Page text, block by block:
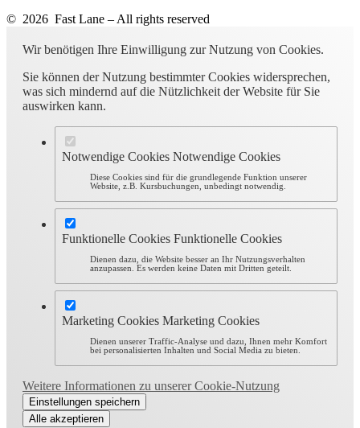
© 2026 Fast Lane – All rights reserved
Wir benötigen Ihre Einwilligung zur Nutzung von Cookies.
Sie können der Nutzung bestimmter Cookies widersprechen,
was sich mindernd auf die Nützlichkeit der Website für Sie
auswirken kann.
Notwendige Cookies Notwendige Cookies
Diese Cookies sind für die grundlegende Funktion unserer
Website, z.B. Kursbuchungen, unbedingt notwendig.
Funktionelle Cookies Funktionelle Cookies
Dienen dazu, die Website besser an Ihr Nutzungsverhalten
anzupassen. Es werden keine Daten mit Dritten geteilt.
Marketing Cookies Marketing Cookies
Dienen unserer Traffic-Analyse und dazu, Ihnen mehr Komfort
bei personalisierten Inhalten und Social Media zu bieten.
Weitere Informationen zu unserer Cookie-Nutzung